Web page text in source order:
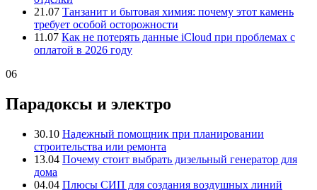
21.07 Танзанит и бытовая химия: почему этот камень
требует особой осторожности
11.07 Как не потерять данные iCloud при проблемах с
оплатой в 2026 году
06
Парадоксы и электро
30.10 Надежный помощник при планировании
строительства или ремонта
13.04 Почему стоит выбрать дизельный генератор для
дома
04.04 Плюсы СИП для создания воздушных линий